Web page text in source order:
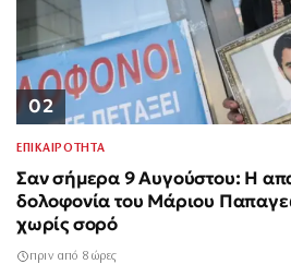
02
ΕΠΙΚΑΙΡΟΤΗΤΑ
Σαν σήμερα 9 Αυγούστου: Η
δολοφονία του Μάριου
χωρίς σορό
πριν από 8 ώρες